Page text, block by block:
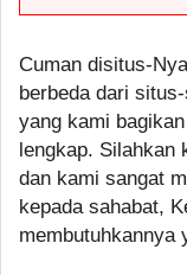
Cuman disitus-
berbeda dari
yang kami
lengkap. Silahkan
dan kami sangat
kepada sahabat,
membutuhkannya